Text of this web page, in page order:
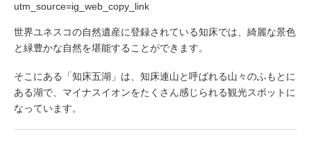
utm_source=ig_web_copy_link
世界ユネスコの自然遺産に登録されている知床では、綺麗な景色
と緑豊かな自然を堪能することができます。
そこにある「知床五湖」は、知床連山と呼ばれる山々のふもとに
ある湖で、マイナスイオンをたくさん感じられる観光スポットに
なっています。